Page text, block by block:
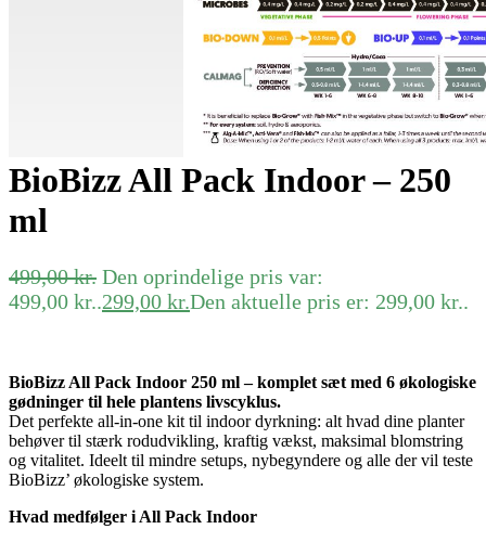
BioBizz All Pack Indoor – 250
ml
499,00kr. Den oprindelige pris var:
499,00 kr..299,00 kr.Den aktuelle pris er: 299,00 kr..
BioBizz All Pack Indoor 250 ml – komplet sæt med 6 økologiske
gødninger til hele plantens livscyklus.
Det perfekte all-in-one kit til indoor dyrkning: alt hvad dine planter
behøver til stærk rodudvikling, kraftig vækst, maksimal blomstring
og vitalitet. Ideelt til mindre setups, nybegyndere og alle der vil teste
BioBizz’ økologiske system.
Hvad medfølger i All Pack Indoor